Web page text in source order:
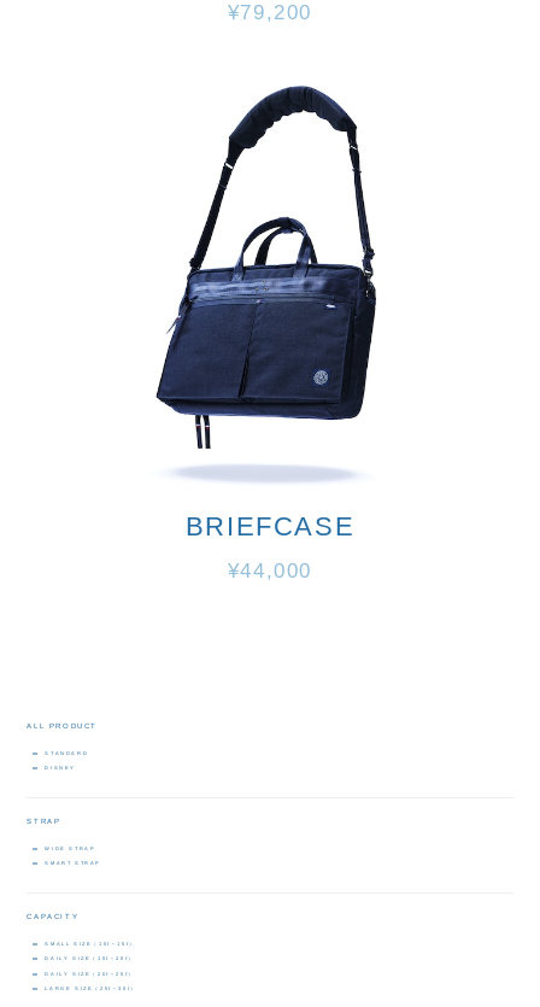
¥79,200
BRIEFCASE
¥44,000
ALL PRODUCT
STANDARD
DISNEY
STRAP
WIDE STRAP
SMART STRAP
CAPACITY
SMALL SIZE（10ℓ～15ℓ）
DAILY SIZE（15ℓ～20ℓ）
DAILY SIZE（20ℓ～25ℓ）
LARGE SIZE（25ℓ～30ℓ）